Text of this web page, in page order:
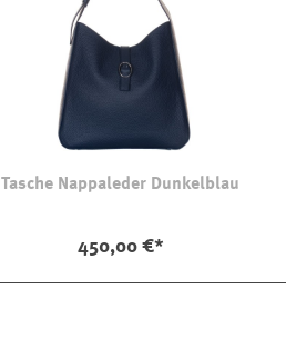
Tasche Nappaleder Dunkelblau
450,00 €*